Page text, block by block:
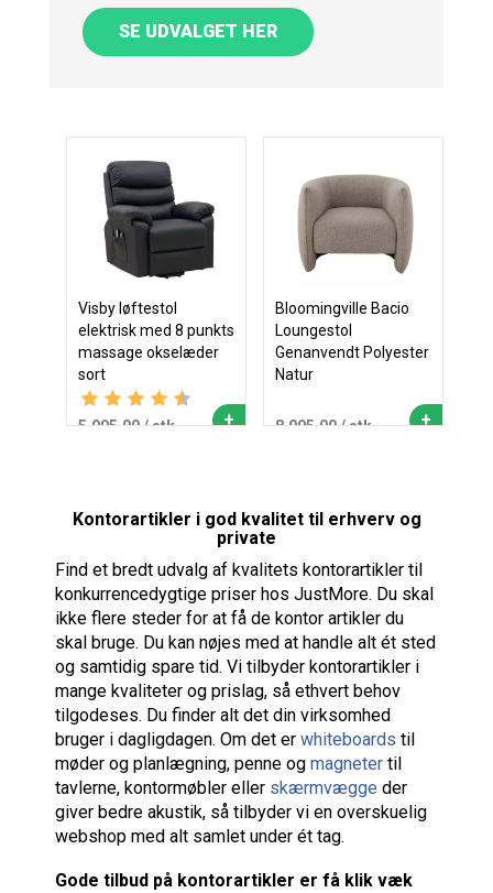
SE UDVALGET HER
Visby løftestol
elektrisk med 8 punkts
massage okselæder
sort
Vurdering:
5.995,00 / stk +
Bloomingville Bacio
Loungestol
Genanvendt Polyester
Natur
8.995,00 / stk +
Kontorartikler i god kvalitet til erhverv og
private
Find et bredt udvalg af kvalitets kontorartikler til
konkurrencedygtige priser hos JustMore. Du skal
ikke flere steder for at få de kontor artikler du
skal bruge. Du kan nøjes med at handle alt ét sted
og samtidig spare tid. Vi tilbyder kontorartikler i
mange kvaliteter og prislag, så ethvert behov
tilgodeses. Du finder alt det din virksomhed
bruger i dagligdagen. Om det er whiteboards til
møder og planlægning, penne og magneter til
tavlerne, kontormøbler eller skærmvægge der
giver bedre akustik, så tilbyder vi en overskuelig
webshop med alt samlet under ét tag.
Gode tilbud på kontorartikler er få klik væk